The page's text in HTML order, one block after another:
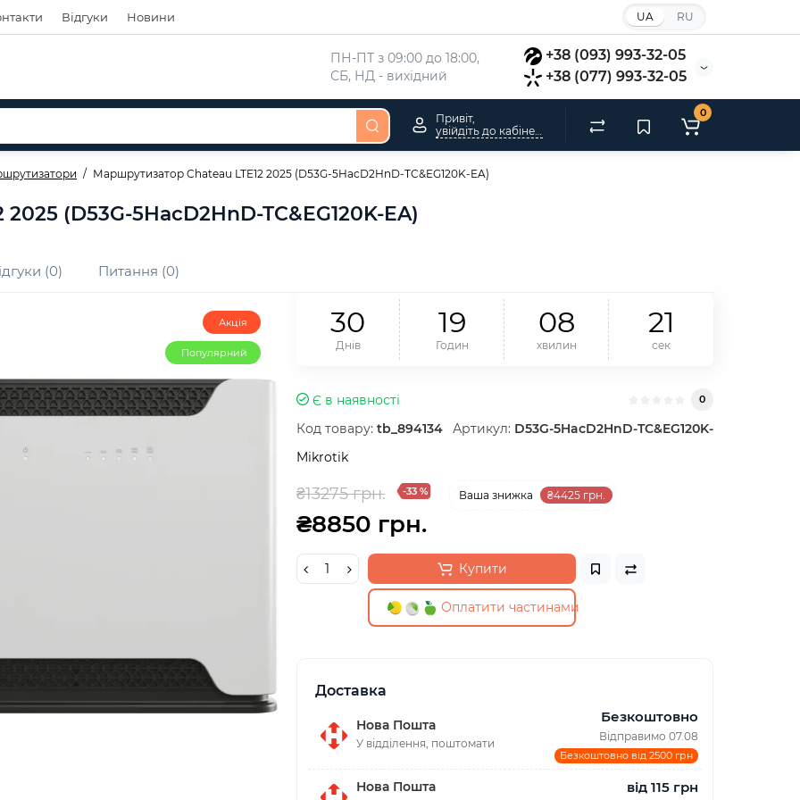
Відгуки Новини UA RU
ПН-ПТ з 09:00 до 18:00,
СБ, НД - вихідний
+38 (093) 993-32-05
+38 (077) 993-32-05
Привіт,
0
Маршрутизатор Chateau LTE12 2025 (D53G-5HacD2HnD-TC&EG120K-EA)
(D53G-5HacD2HnD-TC&EG120K-EA)
(0) Питання (0)
Акція
Популярний
30
Днів
19
Годин
08
хвилин
20
сек
Є в наявності 0
Код товару: tb_894134 Артикул: D53G-5HacD2HnD-TC&EG120K-
Mikrotik
₴13275 грн. -33 % Ваша знижка ₴4425 грн.
₴8850 грн.
Купити
Оплатити частинами
Доставка
Нова Пошта
У відділення, поштомати
Безкоштовно
Відправимо 07.08
Безкоштовно від 2500 грн
Нова Пошта від 115 грн